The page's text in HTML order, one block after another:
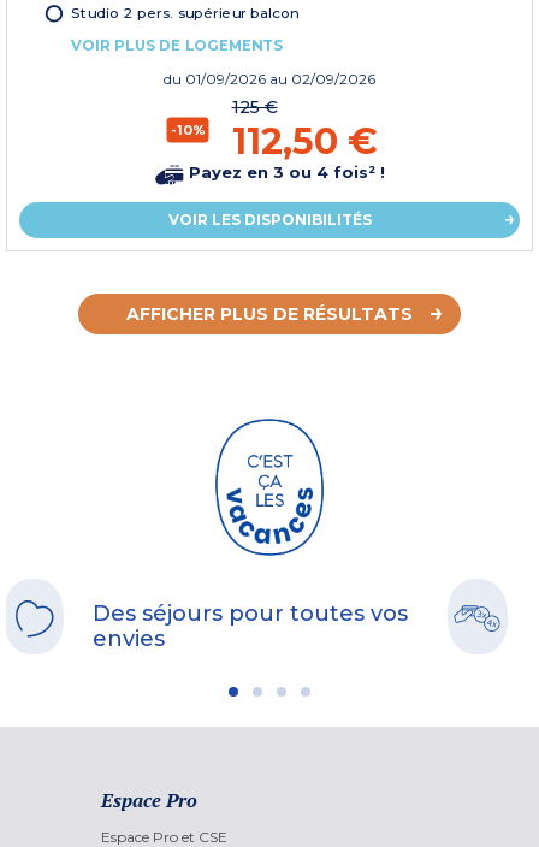
Studio 2 pers. supérieur balcon
VOIR PLUS DE LOGEMENTS
du 01/09/2026 au 02/09/2026
-10%
125 €
112,50 €
Payez en 3 ou 4 fois² !
VOIR LES DISPONIBILITÉS
AFFICHER PLUS DE RÉSULTATS
Des séjours pour toutes vos
envies
Espace Pro
Espace Pro et CSE